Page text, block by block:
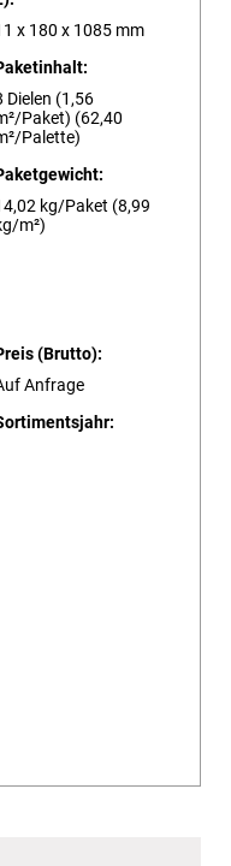
x 180 x 1085 mm
Dielen (1,56
Paket) (62,40
Palette)
kg/Paket (8,99
m²)
(Brutto):
Anfrage